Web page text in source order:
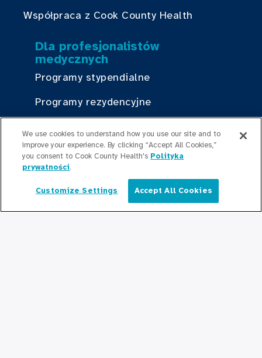
Współpraca z Cook County Health
Dla profesjonalistów
medycznych
Programy stypendialne
Programy rezydencyjne
Education/Professional Education
Fundusz stypendialny Provident
Skontaktuj się z nami Polski
We use cookies to understand how you use our site and to
improve your experience. By clicking “Accept All Cookies,”
you consent to Cook County Health's Polityka
prywatności.
Customize Settings Accept All Cookies